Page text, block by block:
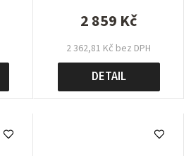
2 362,81 Kč bez DPH
2 859 Kč
DETAIL